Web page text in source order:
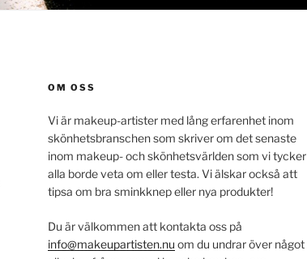
OM OSS
Vi är makeup-artister med lång erfarenhet inom
skönhetsbranschen som skriver om det senaste
inom makeup- och skönhetsvärlden som vi tycker
alla borde veta om eller testa. Vi älskar också att
tipsa om bra sminkknep eller nya produkter!
Du är välkommen att kontakta oss på
info@makeupartisten.nu om du undrar över något